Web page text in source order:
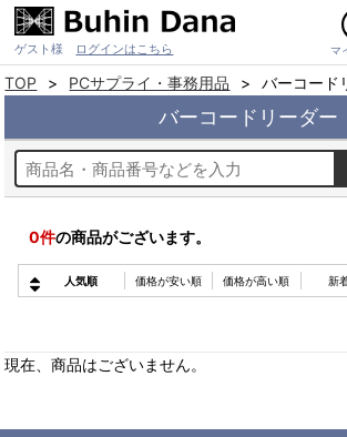
ゲスト様 ログインはこちら マ
TOP PCサプライ・事務用品 バーコード
バーコードリーダー
0件の商品がございます。
人気順 価格が安い順 価格が高い順 新
現在、商品はございません。